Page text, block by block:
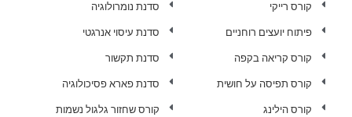
קורס רייקי
פיתוח יועצים רוחניים
קורס קריאה בקפה
קורס תפיסה על חושית
קורס הילינג
סדנת נומרולוגיה
סדנת עיסוי אנרגטי
סדנת תקשור
סדנת פארא פסיכולוגיה
קורס שחזור גלגול נשמות